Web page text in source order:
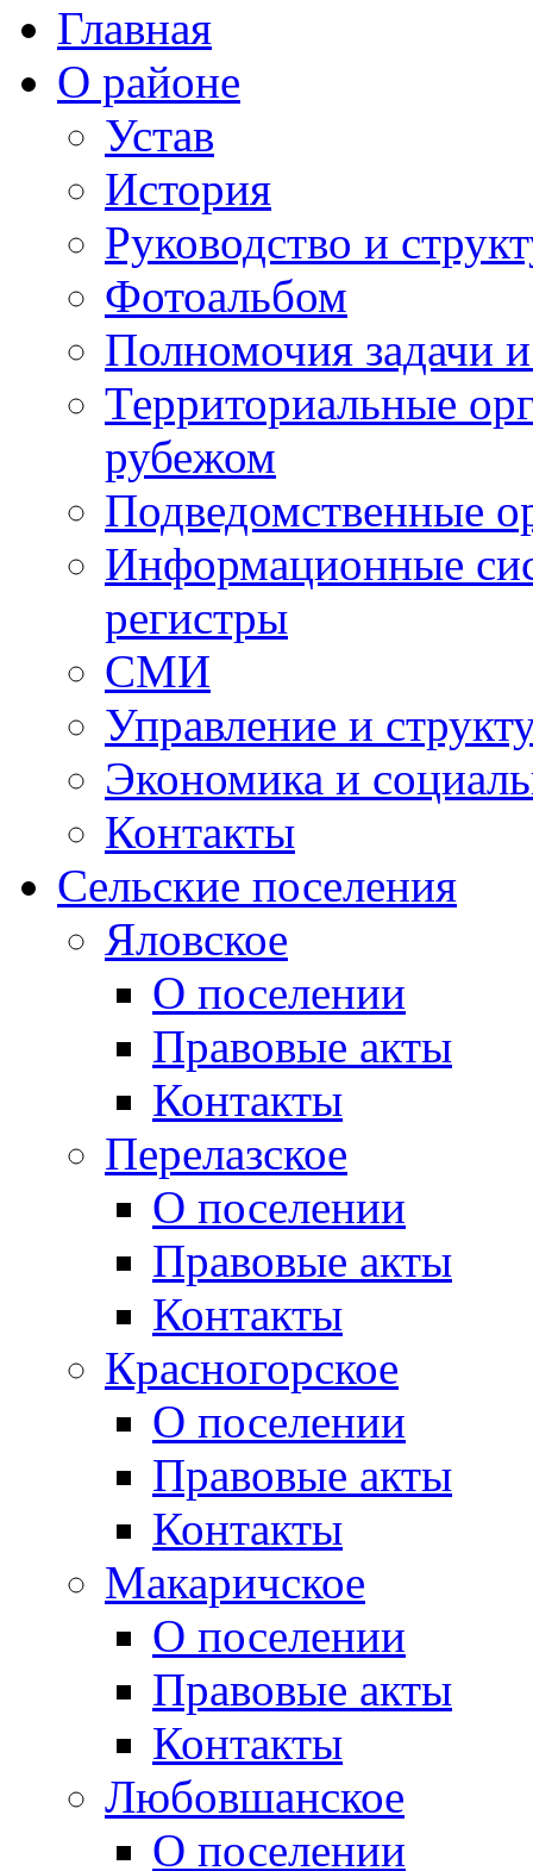
Главная
О районе
Устав
История
Руководство и
Фотоальбом
Полномочия задачи
Территориальные
рубежом
Подведомственные
Информационные
регистры
СМИ
Управление и
Экономика и
Контакты
Сельские поселения
Яловское
О поселении
Правовые акты
Контакты
Перелазское
О поселении
Правовые акты
Контакты
Красногорское
О поселении
Правовые акты
Контакты
Макаричское
О поселении
Правовые акты
Контакты
Любовшанское
О поселении